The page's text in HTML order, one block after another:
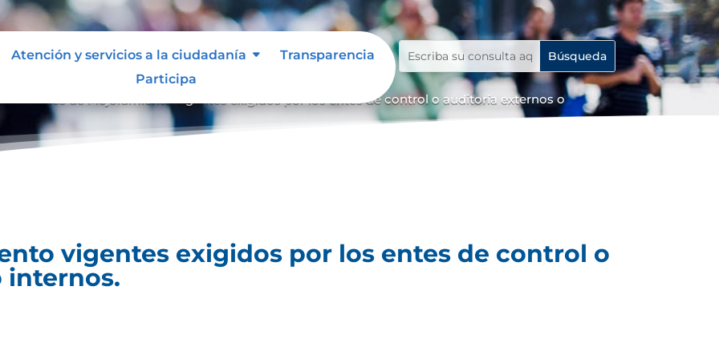
Atención y servicios a la ciudadanía
Transparencia
Participa
Planes de Mejoramiento vigentes exigidos por los entes de control o auditoría externos o
vigentes exigidos por los entes de control o
internos.